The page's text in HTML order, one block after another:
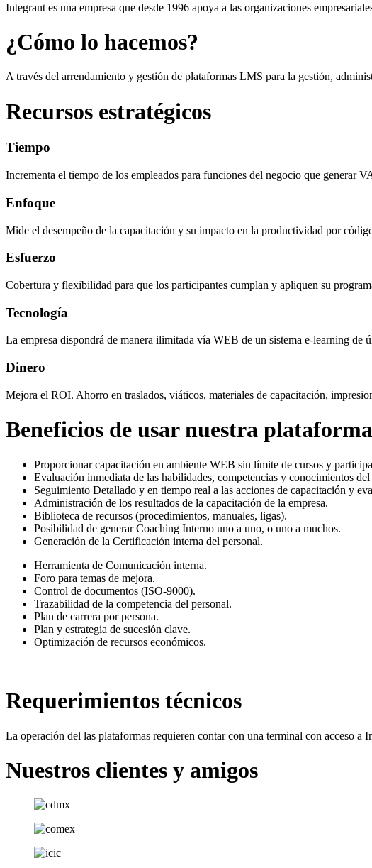
Integrant es una empresa que desde 1996 apoya a las organizaciones
¿Cómo lo hacemos?
A través del arrendamiento y gestión de plataformas LMS para la gestión,
Recursos estratégicos
Tiempo
Incrementa el tiempo de los empleados para funciones del negocio que generar
Enfoque
Mide el desempeño de la capacitación y su impacto en la productividad por
Esfuerzo
Cobertura y flexibilidad para que los participantes cumplan y apliquen su
Tecnología
La empresa dispondrá de manera ilimitada vía WEB de un sistema e-learning
Dinero
Mejora el ROI. Ahorro en traslados, viáticos, materiales de capacitación,
Beneficios de usar nuestra
Proporcionar capacitación en ambiente WEB sin límite de cursos y
Evaluación inmediata de las habilidades, competencias y conocimientos del
Seguimiento Detallado y en tiempo real a las acciones de capacitación y
Administración de los resultados de la capacitación de la empresa.
Biblioteca de recursos (procedimientos, manuales, ligas).
Posibilidad de generar Coaching Interno uno a uno, o uno a muchos.
Generación de la Certificación interna del personal.
Herramienta de Comunicación interna.
Foro para temas de mejora.
Control de documentos (ISO-9000).
Trazabilidad de la competencia del personal.
Plan de carrera por persona.
Plan y estrategia de sucesión clave.
Optimización de recursos económicos.
Requerimientos técnicos
La operación del las plataformas requieren contar con una terminal con acceso
Nuestros clientes y amigos